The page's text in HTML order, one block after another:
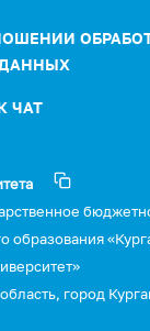
ЧАТ
образования
город